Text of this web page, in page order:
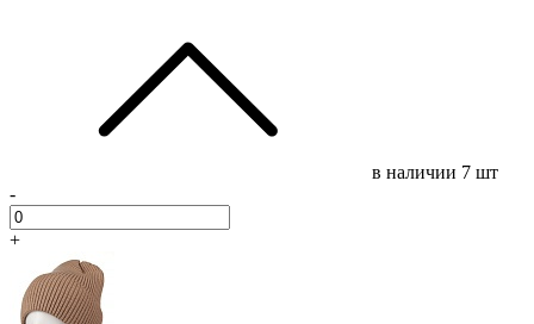
в наличии 7 шт
-
+